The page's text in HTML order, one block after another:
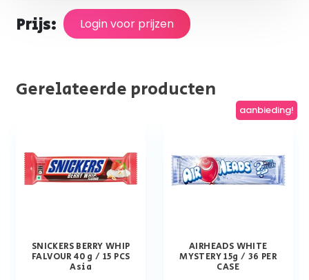
Prijs: Login voor prijzen
Gerelateerde producten
SNICKERS BERRY WHIP
FALVOUR 40 g / 15 PCS
Asia
aanbieding!
AIRHEADS WHITE
MYSTERY 15g / 36 PER
CASE